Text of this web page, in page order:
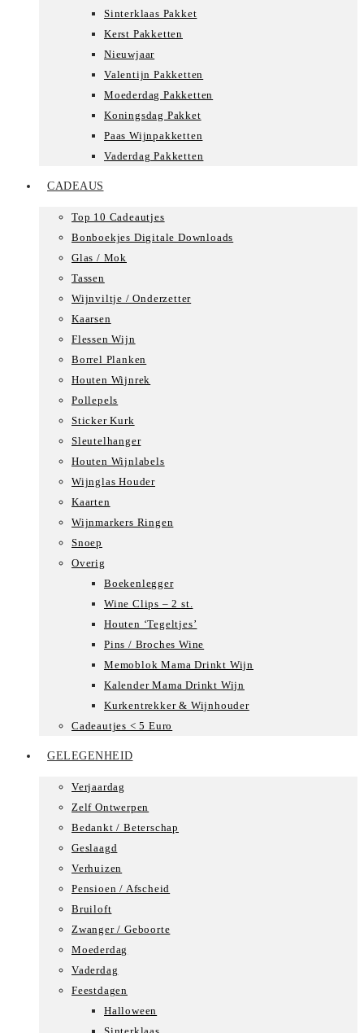
Sinterklaas Pakket
Kerst Pakketten
Nieuwjaar
Valentijn Pakketten
Moederdag Pakketten
Koningsdag Pakket
Paas Wijnpakketten
Vaderdag Pakketten
CADEAUS
Top 10 Cadeautjes
Bonboekjes Digitale Downloads
Glas / Mok
Tassen
Wijnviltje / Onderzetter
Kaarsen
Flessen Wijn
Borrel Planken
Houten Wijnrek
Pollepels
Sticker Kurk
Sleutelhanger
Houten Wijnlabels
Wijnglas Houder
Kaarten
Wijnmarkers Ringen
Snoep
Overig
Boekenlegger
Wine Clips – 2 st.
Houten ‘Tegeltjes’
Pins / Broches Wine
Memoblok Mama Drinkt Wijn
Kalender Mama Drinkt Wijn
Kurkentrekker & Wijnhouder
Cadeautjes < 5 Euro
GELEGENHEID
Verjaardag
Zelf Ontwerpen
Bedankt / Beterschap
Geslaagd
Verhuizen
Pensioen / Afscheid
Bruiloft
Zwanger / Geboorte
Moederdag
Vaderdag
Feestdagen
Halloween